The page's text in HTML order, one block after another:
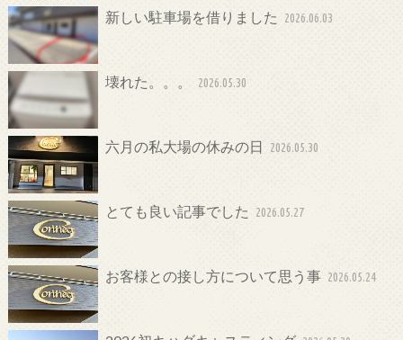
新しい駐車場を借りました 2026.06.03
壊れた。。。 2026.05.30
六月の私大場の休みの日 2026.05.30
とても良い記事でした 2026.05.27
お客様との接し方について思う事 2026.05.24